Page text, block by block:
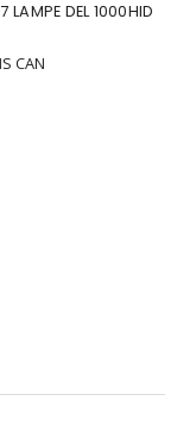
DEL 1000HID
CAN